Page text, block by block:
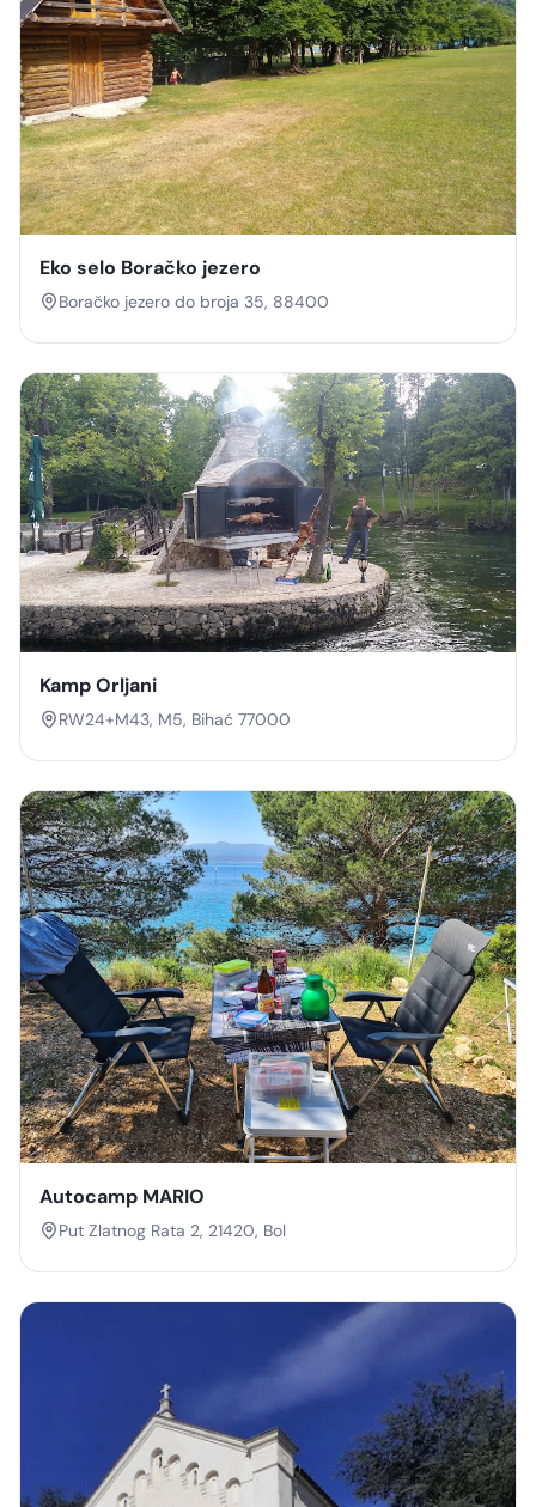
Eko selo Boračko jezero
Boračko jezero do broja 35, 88400
Kamp Orljani
RW24+M43, M5, Bihać 77000
Autocamp MARIO
Put Zlatnog Rata 2, 21420, Bol